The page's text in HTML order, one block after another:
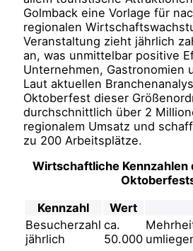
Golmback eine Vorlage für
regionalen
Veranstaltung zieht jährlich
an, was unmittelbar positive
Unternehmen, Gastronomien
Laut aktuellen
Oktoberfest dieser
durchschnittlich über 2
regionalem Umsatz und
zu 200 Arbeitsplätze.
Wirtschaftliche Kennzahlen
Kennzahl
Wert
Besucherzahl
jährlich
ca.
50.000